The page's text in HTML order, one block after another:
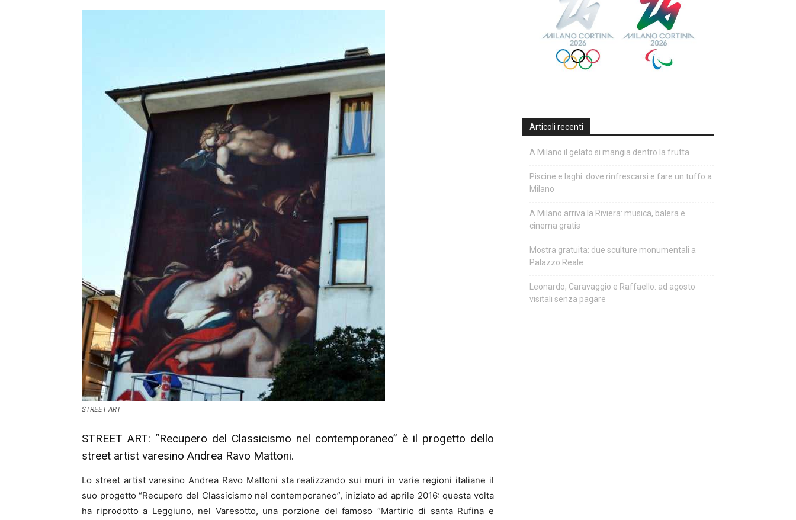
STREET ART
STREET ART: “Recupero del Classicismo nel contemporaneo” è il progetto dello
street artist varesino Andrea Ravo Mattoni.
Lo street artist varesino Andrea Ravo Mattoni sta realizzando sui muri in varie regioni italiane il
suo progetto “Recupero del Classicismo nel contemporaneo”, iniziato ad aprile 2016: questa volta
ha riprodotto a Leggiuno, nel Varesotto, una porzione del famoso “Martirio di santa Rufina e
Articoli recenti
A Milano il gelato si mangia dentro la frutta
Piscine e laghi: dove rinfrescarsi e fare un tuffo a
Milano
A Milano arriva la Riviera: musica, balera e
cinema gratis
Mostra gratuita: due sculture monumentali a
Palazzo Reale
Leonardo, Caravaggio e Raffaello: ad agosto
visitali senza pagare